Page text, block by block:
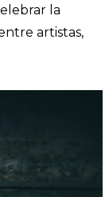
la
artistas,